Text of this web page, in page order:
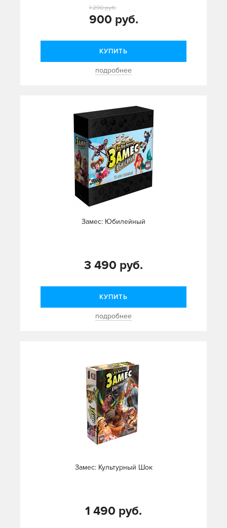
900 руб.
1 290 руб.
КУПИТЬ
подробнее
Замес: Юбилейный
3 490 руб.
КУПИТЬ
подробнее
Замес: Культурный Шок
1 490 руб.